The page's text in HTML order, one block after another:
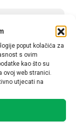
poput kolačića za
s ovim
kao što su
ovoj web stranici.
utjecati na